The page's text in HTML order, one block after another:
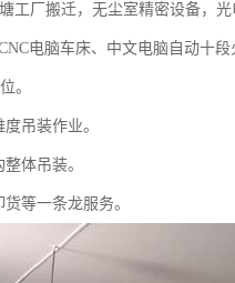
工厂搬迁，无尘室精密设备，
电脑车床、中文电脑自动十
。
吊装作业。
体吊装。
等一条龙服务。